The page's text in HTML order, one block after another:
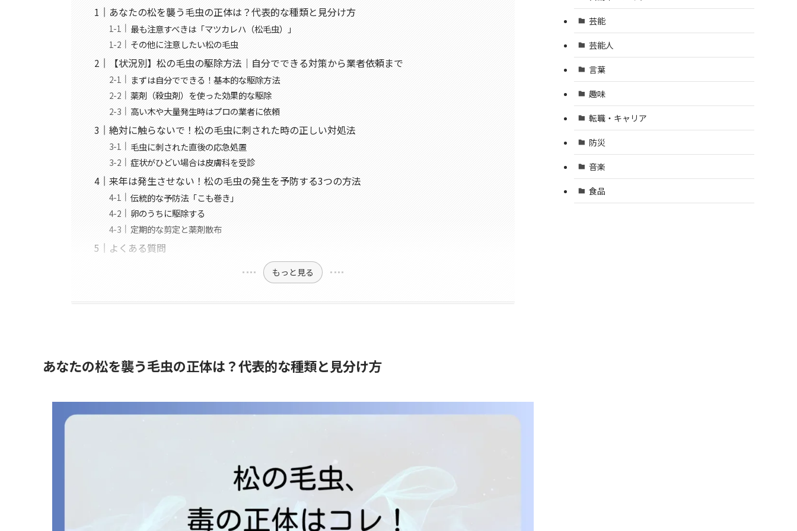
あなたの松を襲う毛虫の正体は？代表的な種類と見分け方
最も注意すべきは「マツカレハ（松毛虫）」
その他に注意したい松の毛虫
【状況別】松の毛虫の駆除方法｜自分でできる対策から業者依頼まで
まずは自分でできる！基本的な駆除方法
薬剤（殺虫剤）を使った効果的な駆除
高い木や大量発生時はプロの業者に依頼
絶対に触らないで！松の毛虫に刺された時の正しい対処法
毛虫に刺された直後の応急処置
症状がひどい場合は皮膚科を受診
来年は発生させない！松の毛虫の発生を予防する3つの方法
伝統的な予防法「こも巻き」
卵のうちに駆除する
定期的な剪定と薬剤散布
よくある質問
もっと見る
あなたの松を襲う毛虫の正体は？代表的な種類と見分け方
芸能
芸能人
言葉
趣味
転職・キャリア
防災
音楽
食品